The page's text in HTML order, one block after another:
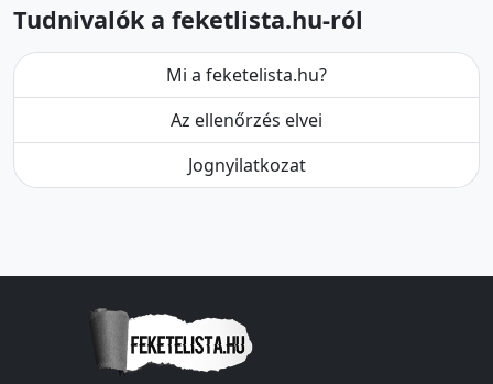
Tudnivalók a feketlista.hu-ról
Mi a feketelista.hu?
Az ellenőrzés elvei
Jognyilatkozat